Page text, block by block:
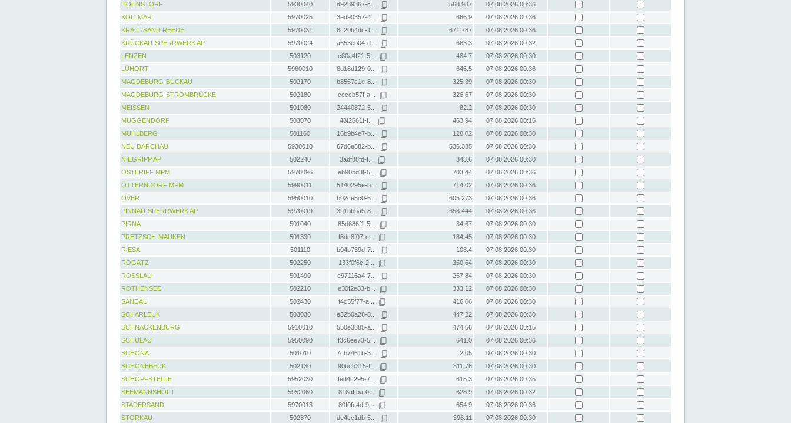
HOHNSTORF
5930040 d9289367-c... 568.987
07.08.2026 00:36
KOLLMAR
5970025 3ed90357-4... 666.9
07.08.2026 00:36
KRAUTSAND REEDE
5970031 8c20b4dc-1... 671.787
07.08.2026 00:36
KRÜCKAU-SPERRWERK AP
5970024 a653eb04-d... 663.3
07.08.2026 00:32
LENZEN
503120 c80a4f21-5... 484.7
07.08.2026 00:30
LÜHORT
5960010 8d18d129-0... 645.5
07.08.2026 00:36
MAGDEBURG-BUCKAU
502170 b8567c1e-8... 325.39
07.08.2026 00:30
MAGDEBURG-STROMBRÜCKE
502180 ccccb57f-a... 326.67
07.08.2026 00:30
MEISSEN
501080 24440872-5... 82.2
07.08.2026 00:30
MÜGGENDORF
503070 48f2661f-f... 463.94
07.08.2026 00:15
MÜHLBERG
501160 16b9b4e7-b... 128.02
07.08.2026 00:30
NEU DARCHAU
5930010 67d6e882-b... 536.385
07.08.2026 00:30
NIEGRIPP AP
502240 3adf88fd-f... 343.6
07.08.2026 00:30
OSTERIFF MPM
5970096 eb90bd3f-5... 703.44
07.08.2026 00:36
OTTERNDORF MPM
5990011 5140295e-b... 714.02
07.08.2026 00:36
OVER
5950010 b02ce5c0-6... 605.273
07.08.2026 00:36
PINNAU-SPERRWERK AP
5970019 391bbba5-8... 658.444
07.08.2026 00:36
PIRNA
501040 85d686f1-5... 34.67
07.08.2026 00:30
PRETZSCH-MAUKEN
501330 f3dc8f07-c... 184.45
07.08.2026 00:30
RIESA
501110 b04b739d-7... 108.4
07.08.2026 00:30
ROGÄTZ
502250 133f0f6c-2... 350.64
07.08.2026 00:30
ROSSLAU
501490 e97116a4-7... 257.84
07.08.2026 00:30
ROTHENSEE
502210 e30f2e83-b... 333.12
07.08.2026 00:30
SANDAU
502430 f4c55f77-a... 416.06
07.08.2026 00:30
SCHARLEUK
503030 e32b0a28-8... 447.22
07.08.2026 00:30
SCHNACKENBURG
5910010 550e3885-a... 474.56
07.08.2026 00:15
SCHULAU
5950090 f3c6ee73-5... 641.0
07.08.2026 00:36
SCHÖNA
501010 7cb7461b-3... 2.05
07.08.2026 00:30
SCHÖNEBECK
502130 90bcb315-f... 311.76
07.08.2026 00:30
SCHÖPFSTELLE
5952030 fed4c295-7... 615.3
07.08.2026 00:35
SEEMANNSHÖFT
5952060 816affba-0... 628.9
07.08.2026 00:32
STADERSAND
5970013 80f0fc4d-9... 654.9
07.08.2026 00:36
STORKAU
502370 de4cc1db-5... 396.11 07.08.2026 00:30